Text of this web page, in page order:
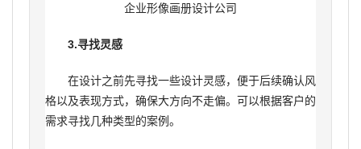
企业形像画册设计公司
3.寻找灵感
在设计之前先寻找一些设计灵感，便于后续确认风
格以及表现方式，确保大方向不走偏。可以根据客户的
需求寻找几种类型的案例。